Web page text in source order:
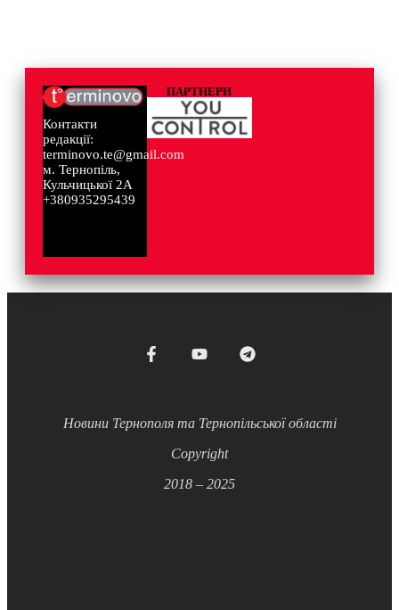
Контакти
редакції:
terminovo.te@gmail.com
м. Тернопіль,
Кульчицької 2А
+380935295439
ПАРТНЕРИ
Новини Тернополя та Тернопільської області
Copyright
2018 – 2025